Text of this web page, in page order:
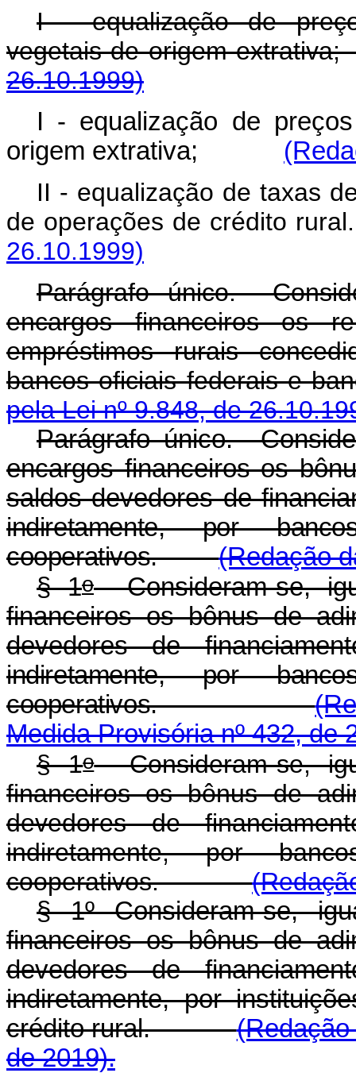
I - equalização de
vegetais de origem
26.10.1999)
I - equalização de
origem extrativa;
II - equalização de taxas
de operações de crédito
26.10.1999)
Parágrafo único.
encargos financeiros os
empréstimos rurais
bancos oficiais federais
pela Lei nº 9.848, de
Parágrafo único.
encargos financeiros os
saldos devedores de
indiretamente, por
cooperativos.(Redação
§ 1oConsideram-se,
financeiros os bônus de
devedores de
indiretamente, por
cooperativos.
Medida Provisória nº 432, de
§ 1oConsideram-se,
financeiros os bônus de
devedores de
indiretamente, por
cooperativos.
§ 1º Consideram-se,
financeiros os bônus de
devedores de
indiretamente, por
crédito rural.(Redação
de 2019).